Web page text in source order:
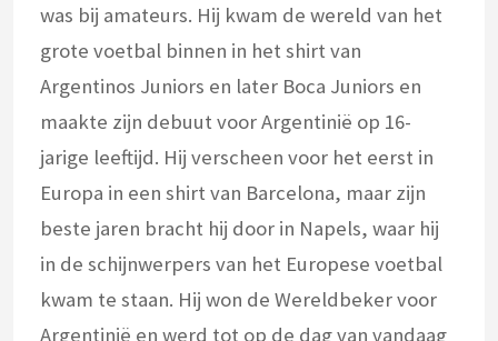
was bij amateurs. Hij kwam de wereld van het
grote voetbal binnen in het shirt van
Argentinos Juniors en later Boca Juniors en
maakte zijn debuut voor Argentinië op 16-
jarige leeftijd. Hij verscheen voor het eerst in
Europa in een shirt van Barcelona, maar zijn
beste jaren bracht hij door in Napels, waar hij
in de schijnwerpers van het Europese voetbal
kwam te staan. Hij won de Wereldbeker voor
Argentinië en werd tot op de dag van vandaag